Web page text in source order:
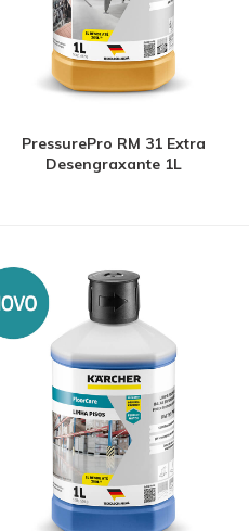
PressurePro RM 31 Extra
Desengraxante 1L